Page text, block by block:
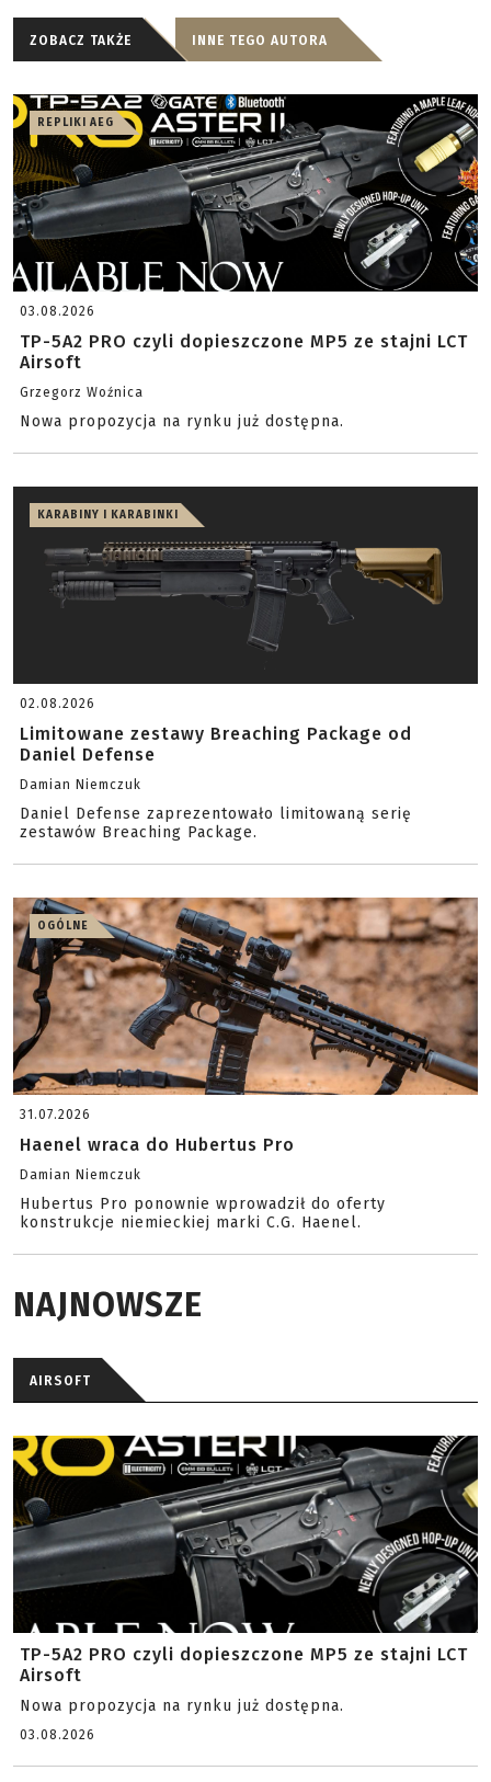
ZOBACZ TAKŻE INNE TEGO AUTORA
REPLIKI AEG
03.08.2026
TP-5A2 PRO czyli dopieszczone MP5 ze stajni LCT
Airsoft
Grzegorz Woźnica
Nowa propozycja na rynku już dostępna.
KARABINY I KARABINKI
02.08.2026
Limitowane zestawy Breaching Package od
Daniel Defense
Damian Niemczuk
Daniel Defense zaprezentowało limitowaną serię
zestawów Breaching Package.
OGÓLNE
31.07.2026
Haenel wraca do Hubertus Pro
Damian Niemczuk
Hubertus Pro ponownie wprowadził do oferty
konstrukcje niemieckiej marki C.G. Haenel.
NAJNOWSZE
AIRSOFT
TP-5A2 PRO czyli dopieszczone MP5 ze stajni LCT
Airsoft
Nowa propozycja na rynku już dostępna.
03.08.2026